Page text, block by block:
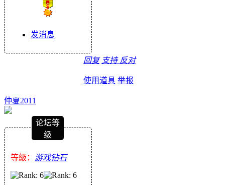
发消息
回复 支持 反对
使用道具 举报
仲夏2011
论坛等
级
等級： 游戏钻石